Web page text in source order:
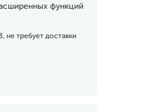
функций
не требует доставки